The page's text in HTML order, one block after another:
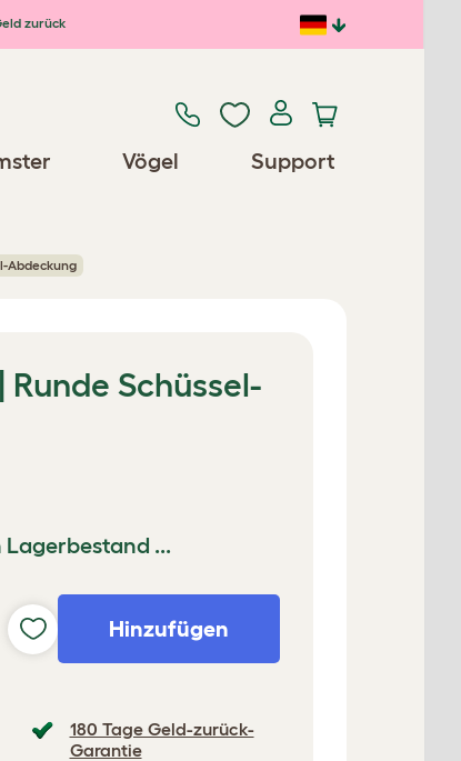
zurück
Vögel Support
Abdeckung
Schüssel-
...
Hinzufügen
180 Tage Geld-zurück-
Garantie